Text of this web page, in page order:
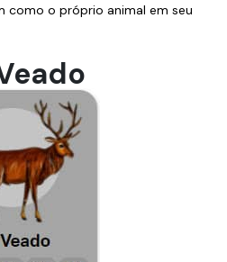
como o próprio animal em seu